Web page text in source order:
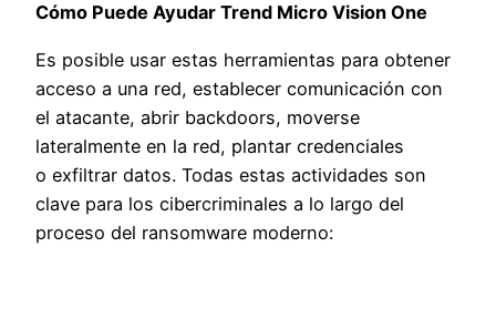
Cómo Puede Ayudar Trend Micro Vision One
Es posible usar estas herramientas para obtener
acceso a una red, establecer comunicación con
el atacante, abrir backdoors, moverse
lateralmente en la red, plantar credenciales
o exfiltrar datos. Todas estas actividades son
clave para los cibercriminales a lo largo del
proceso del ransomware moderno: